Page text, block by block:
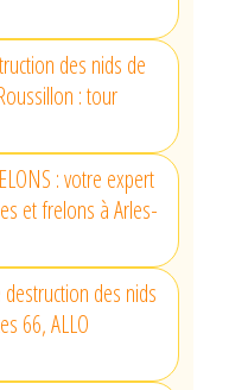
des nids de
: tour
: votre expert
et frelons à Arles-
des nids
66, ALLO